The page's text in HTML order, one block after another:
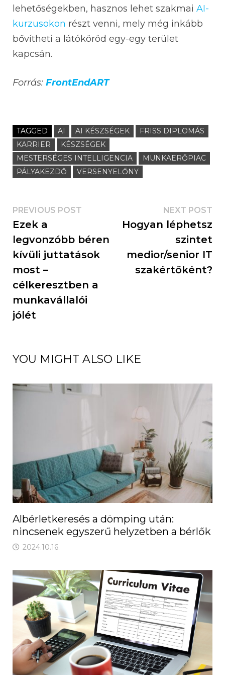
lehetőségekben, hasznos lehet szakmai AI-
kurzusokon részt venni, mely még inkább
bővítheti a látóköröd egy-egy terület
kapcsán.
Forrás: FrontEndART
TAGGED AI AI KÉSZSÉGEK
FRISS DIPLOMÁS
KARRIER
KÉSZSÉGEK
MESTERSÉGES INTELLIGENCIA
MUNKAERŐPIAC
PÁLYAKEZDŐ
VERSENYELŐNY
PREVIOUS POST
Ezek a
legvonzóbb béren
kívüli juttatások
most –
célkeresztben a
munkavállalói
jólét
NEXT POST
Hogyan léphetsz
szintet
medior/senior IT
szakértőként?
YOU MIGHT ALSO LIKE
Albérletkeresés a dömping után:
nincsenek egyszerű helyzetben a bérlők
2024.10.16.